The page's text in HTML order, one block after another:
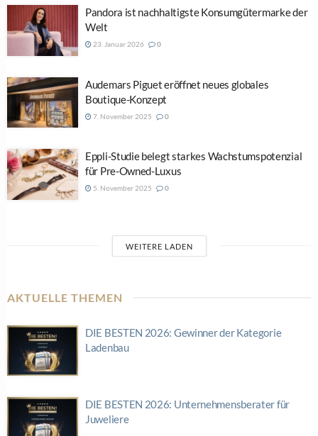
Pandora ist nachhaltigste Konsumgütermarke der
Welt
23. Januar 2026 0
Audemars Piguet eröffnet neues globales
Boutique-Konzept
7. November 2025 0
Eppli-Studie belegt starkes Wachstumspotenzial
für Pre-Owned-Luxus
5. November 2025 0
WEITERE LADEN
AKTUELLE THEMEN
DIE BESTEN 2026: Gewinner der Kategorie
Ladenbau
DIE BESTEN 2026: Unternehmensberater für
Juweliere